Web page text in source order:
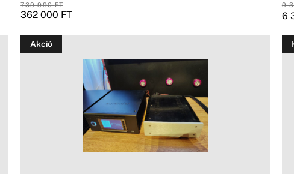
739 990FT
362 000 FT
9
6
Akció